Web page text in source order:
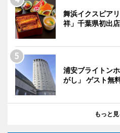
舞浜イクスピア
祥」千葉県初出店
浦安ブライトン
がし」 ゲスト無
もっと見